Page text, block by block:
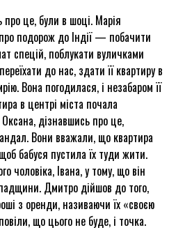
це, були в шоці. Марія
подорож до Індії — побачити
спецій, поблукати вуличками
до нас, здати її квартиру в
Вона погодилася, і незабаром її
в центрі міста почала
дізнавшись про це,
Вони вважали, що квартира
бабуся пустила їх туди жити.
чоловіка, Івана, у тому, що він
Дмитро дійшов до того,
з оренди, називаючи їх «своєю
що цього не буде, і точка.